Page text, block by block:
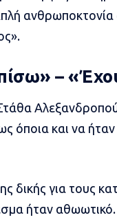
–
όποια και να
δικής για τους
ήταν αθωωτικό.